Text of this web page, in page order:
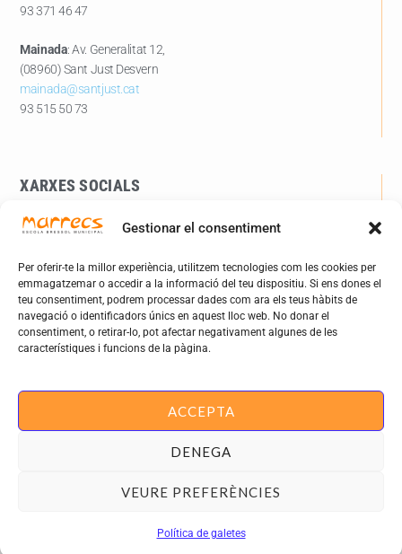
Gestionar el consentiment
Per oferir-te la millor experiència, utilitzem tecnologies com les cookies per
emmagatzemar o accedir a la informació del teu dispositiu. Si ens dones el
teu consentiment, podrem processar dades com ara els teus hàbits de
navegació o identificadors únics en aquest lloc web. No donar el
consentiment, o retirar-lo, pot afectar negativament algunes de les
característiques i funcions de la pàgina.
ACCEPTA
DENEGA
VEURE PREFERÈNCIES
Política de galetes
93 371 46 47
Mainada: Av. Generalitat 12,
(08960) Sant Just Desvern
mainada@santjust.cat
93 515 50 73
XARXES SOCIALS
WEBS D'INTERÉS
santjust.cat
Eduquem en xarxa
Dept. Educació Generalitat
© Ajuntament de Sant Just Desvern 2021